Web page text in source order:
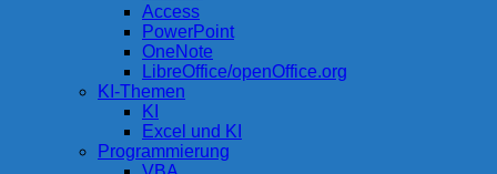
Access
PowerPoint
OneNote
LibreOffice/openOffice.org
KI-Themen
KI
Excel und KI
Programmierung